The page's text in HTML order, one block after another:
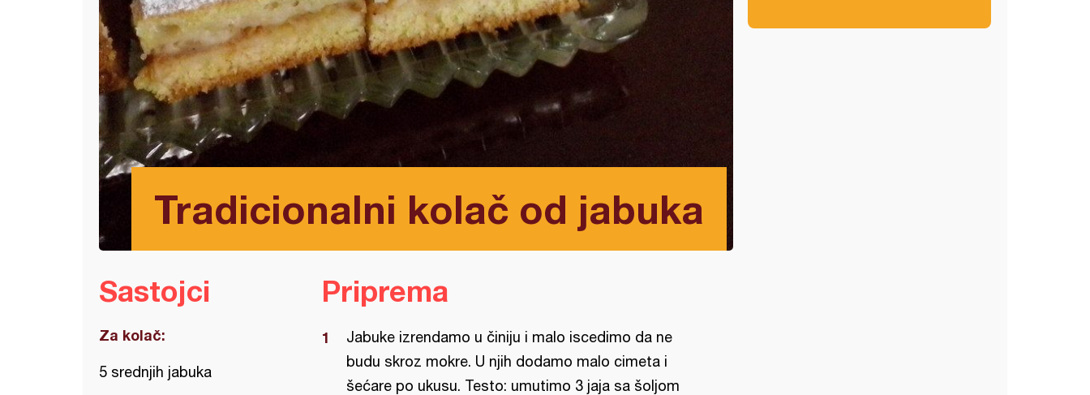
Tradicionalni kolač od jabuka
Sastojci
Za kolač:
5 srednjih jabuka
Priprema
Jabuke izrendamo u činiju i malo iscedimo da ne
budu skroz mokre. U njih dodamo malo cimeta i
šećare po ukusu. Testo: umutimo 3 jaja sa šoljom